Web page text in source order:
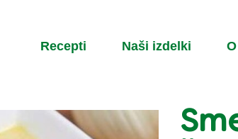
Recepti Naši izdelki